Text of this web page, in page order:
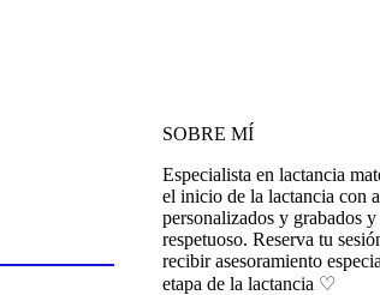
SOBRE MÍ
Especialista en lactancia
el inicio de la lactancia con
personalizados y grabados
respetuoso. Reserva tu
recibir asesoramiento
etapa de la lactancia ♡